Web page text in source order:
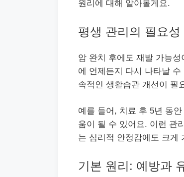
원리에 대해 알아볼게요.
평생 관리의 필요성
암 완치 후에도 재발 가능
에 언제든지 다시 나타날
속적인 생활습관 개선이 필
예를 들어, 치료 후 5년 동
움이 될 수 있어요. 이런 관
는 심리적 안정감에도 크게
기본 원리: 예방과